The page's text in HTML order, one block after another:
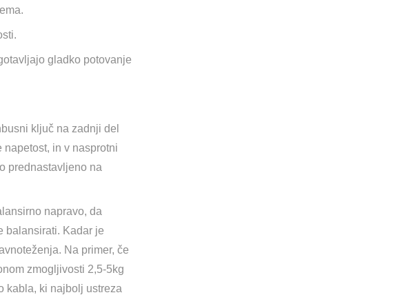
gladko potovanje
ključ na zadnji del
in v nasprotni
prednastavljeno na
napravo, da
balansirati. Kadar je
Na primer, če
zmogljivosti 2,5-5kg
kabla, ki najbolj ustreza